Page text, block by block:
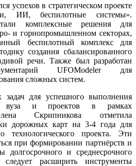
успехов в стратегическом проекте
ИИ, беспилотные системы».
комплексные решения для
и горнопромышленном секторах,
беспилотный комплекс для
создания сбалансированного
речи. Также был разработан
UFOModeler для
сложных систем.
задач для успешного выполнения
вуза и проектов в рамках
Скрипникова отметила
дорожных карт на 3-4 года для
технологического проекта. Эти
при формировании партнёрств и
долгосрочного и среднесрочного
следует расширить инструменты